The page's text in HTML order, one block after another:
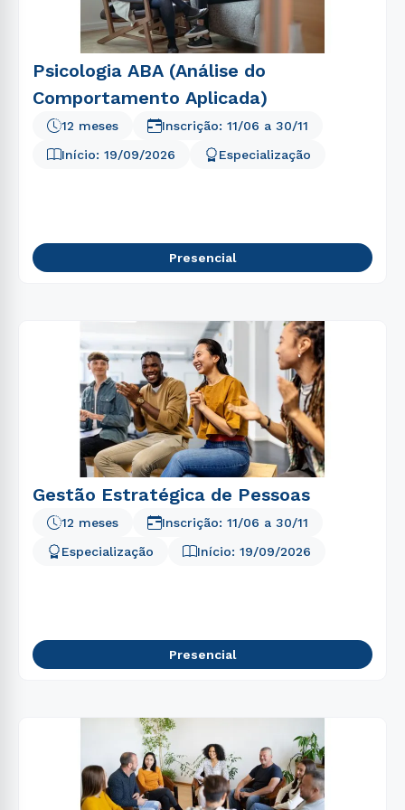
Psicologia ABA (Análise do
Comportamento Aplicada)
12 meses
Início: 19/09/2026 Especialização
Inscrição: 11/06 a 30/11
Presencial
Gestão Estratégica de Pessoas
Especialização Início: 19/09/2026
12 meses Inscrição: 11/06 a 30/11
Presencial
6º
nutrição
7º
medicina
8º
pedagogia
9º
farmácia
10º fisioterapia